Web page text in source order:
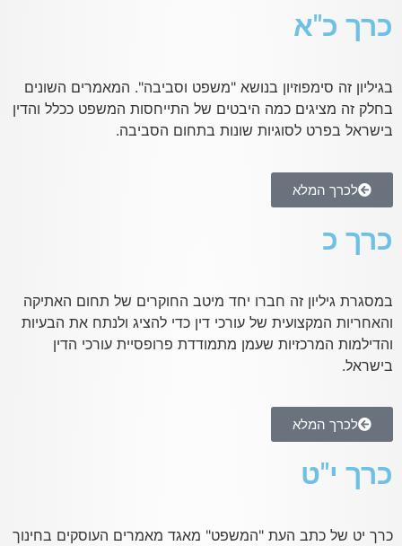
כרך כ"א
בגיליון זה סימפוזיון בנושא "משפט וסביבה". המאמרים השונים
בחלק זה מציגים כמה היבטים של התייחסות המשפט ככלל והדין
בישראל בפרט לסוגיות שונות בתחום הסביבה.
לכרך המלא
כרך כ
במסגרת גיליון זה חברו יחד מיטב החוקרים של תחום האתיקה
והאחריות המקצועית של עורכי דין כדי להציג ולנתח את הבעיות
והדילמות המרכזיות שעמן מתמודדת פרופסיית עורכי הדין
בישראל.
לכרך המלא
כרך י"ט
כרך יט של כתב העת "המשפט" מאגד מאמרים העוסקים בחינוך